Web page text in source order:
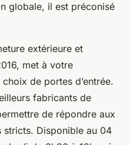
globale, il est préconisé
extérieure et
met à votre
de portes d’entrée.
fabricants de
de répondre aux
stricts. Disponible au 04